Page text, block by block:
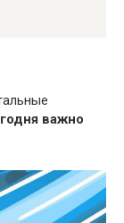
важно